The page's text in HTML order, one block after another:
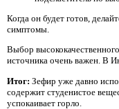
Когда он будет готов,
симптомы.
Выбор
источника очень важен. В
Итог: Зефир уже давно
содержит студенистое
успокаивает горло.